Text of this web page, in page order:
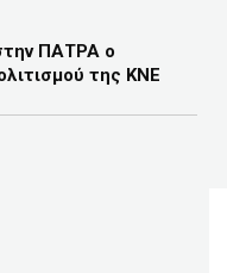
ΠΑΤΡΑ ο
της KNE